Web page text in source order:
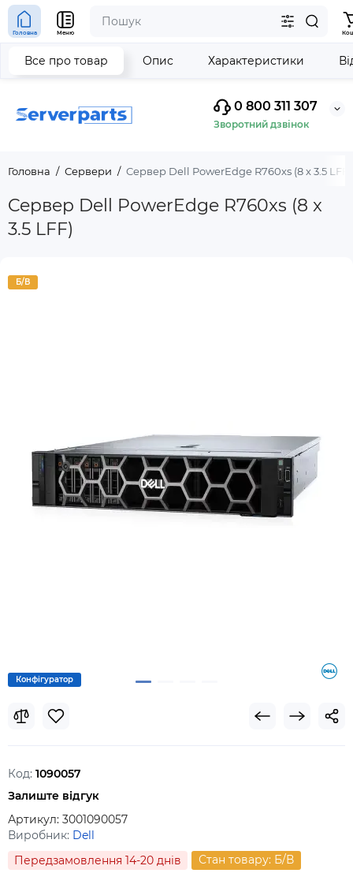
0 800 311 307
Зворотний дзвінок
Головна Меню
Головна Сервери Cepвep Dell PowerEdge R760xs (8 x 3.5 LFF)
Cepвep Dell PowerEdge R760xs (8 x
3.5 LFF)
Все про товар Опис Характеристики
Б/В
Конфігуратор
Код: 1090057
Залиште відгук
Артикул: 3001090057
Виробник: Dell
Передзамовлення 14-20 днів
Стан товару: Б/В